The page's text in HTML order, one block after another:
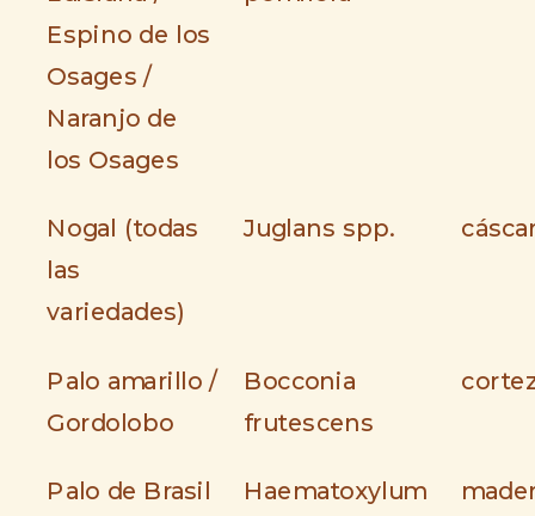
Espino de los
Osages /
Naranjo de
los Osages
Nogal (todas
las
variedades)
Juglans spp.
Palo amarillo /
Gordolobo
Bocconia
frutescens
Palo de Brasil
Haematoxylum